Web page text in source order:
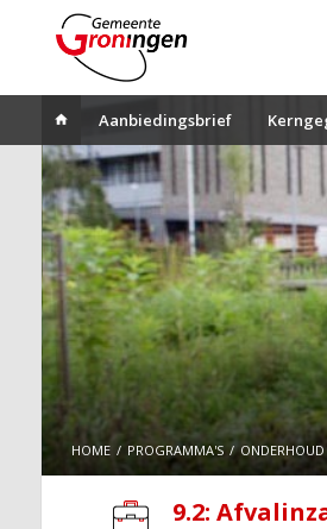
Aanbiedingsbrief
HOME PROGRAMMA'S ONDERHOUD
9.2: